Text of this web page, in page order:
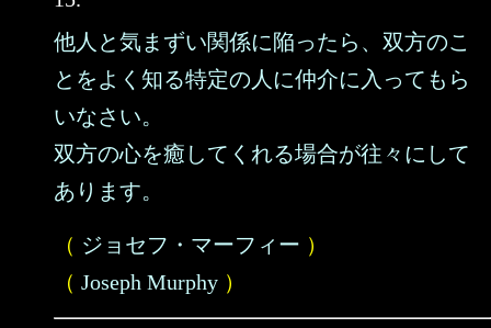
他人と気まずい関係に陥ったら、双方のこ
とをよく知る特定の人に仲介に入ってもら
いなさい。
双方の心を癒してくれる場合が往々にして
あります。
（ ジョセフ・マーフィー ）
（ Joseph Murphy ）